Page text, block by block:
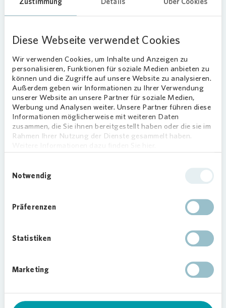
Diese Webseite verwendet Cookies
Wir verwenden Cookies, um Inhalte und Anzeigen zu
personalisieren, Funktionen für soziale Medien anbieten zu
können und die Zugriffe auf unsere Website zu analysieren.
Außerdem geben wir Informationen zu Ihrer Verwendung
unserer Website an unsere Partner für soziale Medien,
Werbung und Analysen weiter. Unsere Partner führen diese
Informationen möglicherweise mit weiteren Daten
zusammen, die Sie ihnen bereitgestellt haben oder die sie im
Rahmen Ihrer Nutzung der Dienste gesammelt haben.
Notwendig
Präferenzen
Statistiken
Marketing
stellvertretende Vorsitzende der
Vonovia
Sozialstiftung, überzeugt. „Die Kinder mussten
auf so vieles verzichten, da ist es besonders
spannende Woche mit ermöglichen können.“ Der
Schulleiter der Grundschule Laer hatte sich an die
VonoviaSozialstiftung gewandt, denn die
Einnahmen aus dem Verkauf von Eintrittskarten
und Elternspenden reichten nicht aus, um das
Zirkusprojekt zu finanzieren.
tatkräftig geholfen. In das Zelt passen rund 400
Zuschauer und Artisten.